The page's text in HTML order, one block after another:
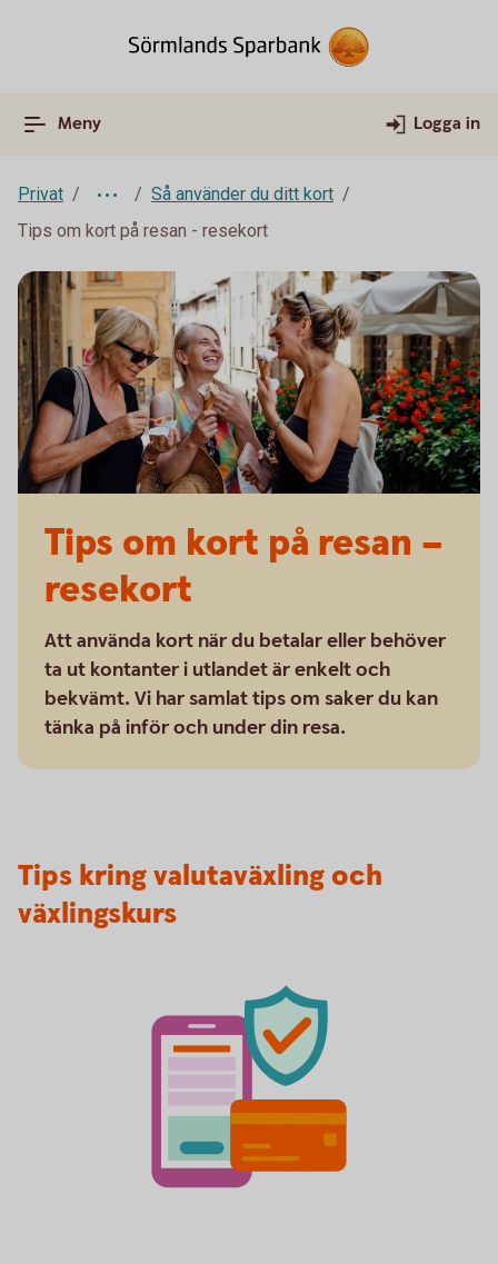
Meny Logga in
Privat
Så använder du ditt kort
Tips om kort på resan - resekort
Tips om kort på resan –
resekort
Att använda kort när du betalar eller behöver
ta ut kontanter i utlandet är enkelt och
bekvämt. Vi har samlat tips om saker du kan
tänka på inför och under din resa.
Tips kring valutaväxling och
växlingskurs